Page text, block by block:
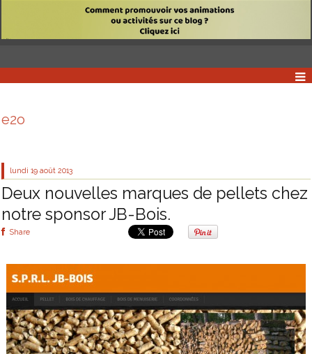
e2o
lundi 19 août 2013
Deux nouvelles marques de pellets chez
notre sponsor JB-Bois.
Share